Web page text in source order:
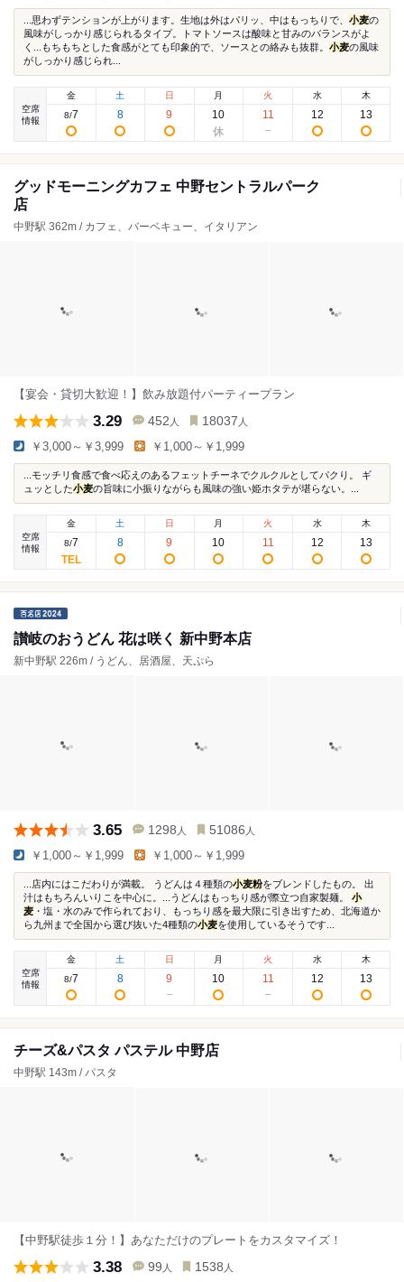
...思わずテンションが上がります。生地は外はパリッ、中はもっちりで、 小麦の
風味がしっかり感じられるタイプ。トマトソースは酸味と甘みのバランスがよ
く...もちもちとした食感がとても印象的で、ソースとの絡みも抜群。 小麦の風味
がしっかり感じられ...
空席
情報
金
8/7
土
8
日
9
月
10
火
11
水
12
木
13
グッドモーニングカフェ 中野セントラルパーク
店
中野駅 362m / カフェ、バーベキュー、イタリアン
【宴会・貸切大歓迎！】飲み放題付パーティープラン
3.29 452 人 18037 人
￥3,000～￥3,999 ￥1,000～￥1,999
...モッチリ食感で食べ応えのあるフェットチーネでクルクルとしてパクり。 ギ
ュッとした小麦の旨味に小振りながらも風味の強い姫ホタテが堪らない。...
空席
情報
金
8/7
土
8
日
9
月
10
火
11
水
12
木
13
讃岐のおうどん 花は咲く 新中野本店
新中野駅 226m / うどん、居酒屋、天ぷら
3.65 1298 人 51086 人
￥1,000～￥1,999 ￥1,000～￥1,999
...店内にはこだわりが満載。 うどんは４種類の小麦粉をブレンドしたもの。 出
汁はもちろんいりこを中心に。...うどんはもっちり感が際立つ自家製麺。 小
麦 ・塩・水のみで作られており、もっちり感を最大限に引き出すため、北海道か
ら九州まで全国から選び抜いた4種類の小麦を使用しているそうです...
空席
情報
金
8/7
土
8
日
9
月
10
火
11
水
12
木
13
チーズ&パスタ パステル 中野店
中野駅 143m / パスタ
【中野駅徒歩１分！】あなただけのプレートをカスタマイズ！
3.38 99 人 1538 人